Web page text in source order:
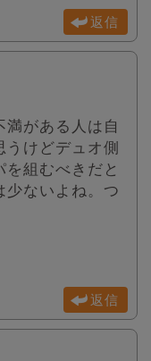
返信
がある人は自
けどデュオ側
組むべきだと
少ないよね。つ
返信